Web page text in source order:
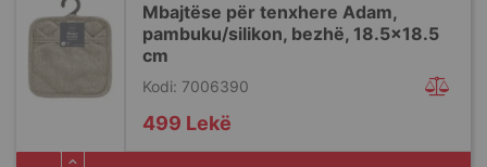
Mbajtëse për tenxhere Adam,
pambuku/silikon, bezhë, 18.5x18.5
cm
Kodi: 7006390
499 Lekë